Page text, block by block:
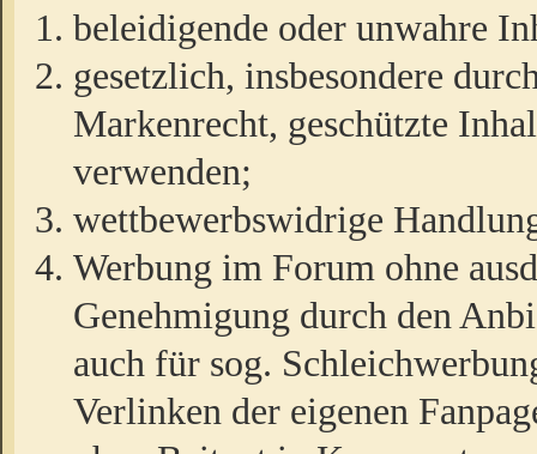
beleidigende oder unwahre
gesetzlich, insbesondere
Markenrecht, geschützte
verwenden;
wettbewerbswidrige
Werbung im Forum ohne
Genehmigung durch den
auch für sog.
Verlinken der eigenen